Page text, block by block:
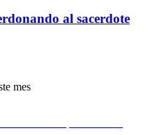
al sacerdote
mes